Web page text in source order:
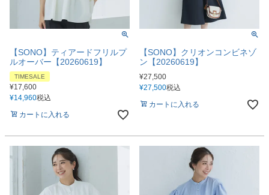
【SONO】ティアードフリルプ
ルオーバー【20260619】
TIMESALE
¥17,600
¥14,960税込
カートに入れる
【SONO】クリオンコンビネゾ
ン【20260619】
¥27,500
¥27,500税込
カートに入れる